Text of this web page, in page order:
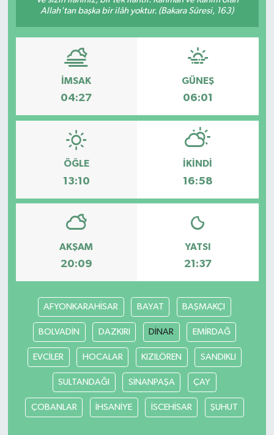
Allah'tan başka bir ilâh yoktur. (Bakara Sûresi, 163)
İMSAK
04:27
GÜNEŞ
06:01
ÖĞLE
13:10
İKINDI
16:58
AKŞAM
20:09
YATSI
21:37
AFYONKARAHİSAR BAYAT BAŞMAKÇI
BOLVADİN DAZKIRI DİNAR EMİRDAĞ
EVCİLER HOCALAR KIZILÖREN SANDIKLI
SULTANDAĞI SİNANPAŞA ÇAY
ÇOBANLAR İHSANİYE İSCEHİSAR ŞUHUT